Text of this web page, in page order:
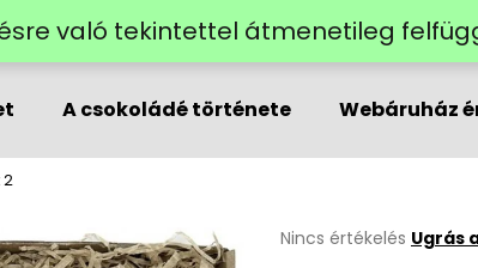
való tekintettel átmenetileg
A csokoládé története Webáruház
2
A
Nincs értékelés Ugrás